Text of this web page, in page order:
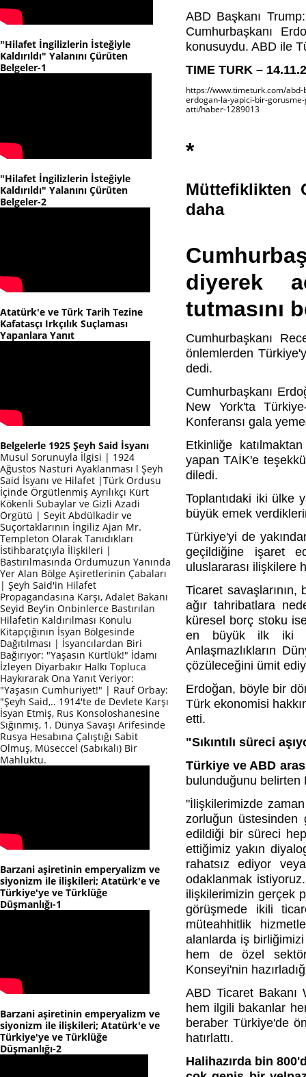
"Hilafet İngilizlerin İsteğiyle
Kaldırıldı" Yalanını Çürüten
Belgeler-1
"Hilafet İngilizlerin İsteğiyle
Kaldırıldı" Yalanını Çürüten
Belgeler-2
Atatürk'e ve Türk Tarih Tezine
Kafatasçı Irkçılık Suçlaması
Yapanlara Yanıt
Belgelerle 1925 Şeyh Said İsyanı
Musul Sorunuyla İlgisi | 1924
Ağustos Nasturi Ayaklanması l Şeyh
Said İsyanı ve Hilafet |Türk Ordusu
İçinde Örgütlenmiş Ayrılıkçı Kürt
Kökenli Subaylar ve Gizli Azadi
Örgütü | Seyit Abdülkadir ve
Suçortaklarının İngiliz Ajan Mr.
Templeton Olarak Tanıdıkları
İstihbaratçıyla İlişkileri |
Bastırılmasında Ordumuzun Yanında
Yer Alan Bölge Aşiretlerinin Çabaları
| Şeyh Said'in Hilafet
Propagandasına Karşı, Adalet Bakanı
Seyid Bey'in Onbinlerce Bastırılan
Hilafetin Kaldırılması Konulu
Kitapçığının İsyan Bölgesinde
Dağıtılması | İsyancılardan Biri
Bağırıyor: "Yaşasın Kürtlük!" İdamı
İzleyen Diyarbakır Halkı Topluca
Haykırarak Ona Yanıt Veriyor:
"Yaşasın Cumhuriyet!" | Rauf Orbay:
"Şeyh Said,.. 1914'te de Devlete Karşı
İsyan Etmiş, Rus Konsoloshanesine
Sığınmış, 1. Dünya Savaşı Arifesinde
Rusya Hesabına Çalıştığı Sabit
Olmuş, Müseccel (Sabıkalı) Bir
Mahluktu.
Barzani aşiretinin emperyalizm ve
siyonizm ile ilişkileri; Atatürk'e ve
Türkiye'ye ve Türklüğe
Düşmanlığı-1
Barzani aşiretinin emperyalizm ve
siyonizm ile ilişkileri; Atatürk'e ve
Türkiye'ye ve Türklüğe
Düşmanlığı-2
ABD Başkanı
Cumhurbaşkanı
konusuydu. ABD ile
TIME TURK –
https://www.timeturk.com/
erdogan-la-yapici-bir-
atti/haber-1289013
*
Müttefiklikten
daha
diyerek
tutmasını
Cumhurbaşkanı
önlemlerden
dedi.
Cumhurbaşkanı
New York'ta
Konferansı gala
Etkinliğe
yapan TAİK'e
diledi.
Toplantıdaki iki ülke
büyük emek
Türkiye'yi de
geçildiğine işaret
uluslararası ilişkilere
Ticaret savaşlarının,
ağır tahribatlara
küresel borç stoku
en büyük ilk iki
Anlaşmazlıkların
çözüleceğini ümit
Erdoğan, böyle bir
Türk ekonomisi
etti.
"Sıkıntılı süreci
Türkiye ve ABD
bulunduğunu
"İlişkilerimizde
zorluğun üstesinden
edildiği bir süreci
ettiğimiz yakın
rahatsız ediyor
odaklanmak
ilişkilerimizin gerçek
görüşmede ikili
müteahhitlik
alanlarda iş
hem de özel
Konseyi'nin
ABD Ticaret Bakanı
hem ilgili bakanlar
beraber Türkiye'de
hatırlattı.
Halihazırda bin